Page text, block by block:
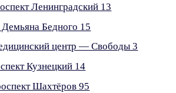
Ленинградский 13
Бедного 15
центр — Свободы 3
Кузнецкий 14
Шахтёров 95